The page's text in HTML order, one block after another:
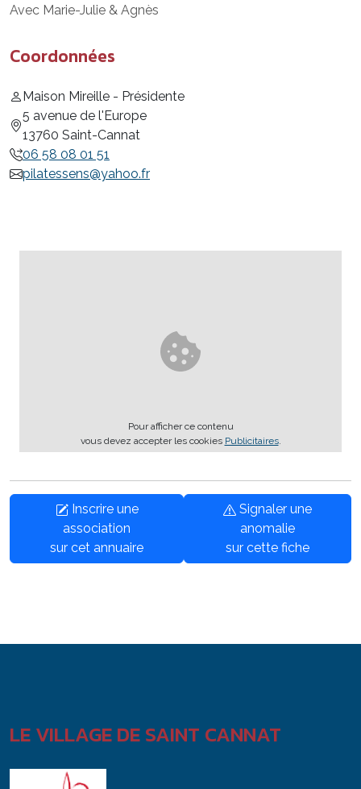
Avec Marie-Julie & Agnès
Coordonnées
Maison Mireille - Présidente
5 avenue de l'Europe
13760 Saint-Cannat
06 58 08 01 51
pilatessens@yahoo.fr
Pour afficher ce contenu
vous devez accepter les cookies Publicitaires.
Inscrire une
association
sur cet annuaire
Signaler une
anomalie
sur cette fiche
LE VILLAGE DE SAINT CANNAT